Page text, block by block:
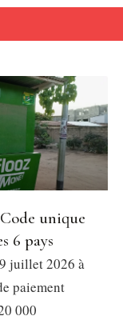
unique
6 pays
juillet 2026 à
paiement
000